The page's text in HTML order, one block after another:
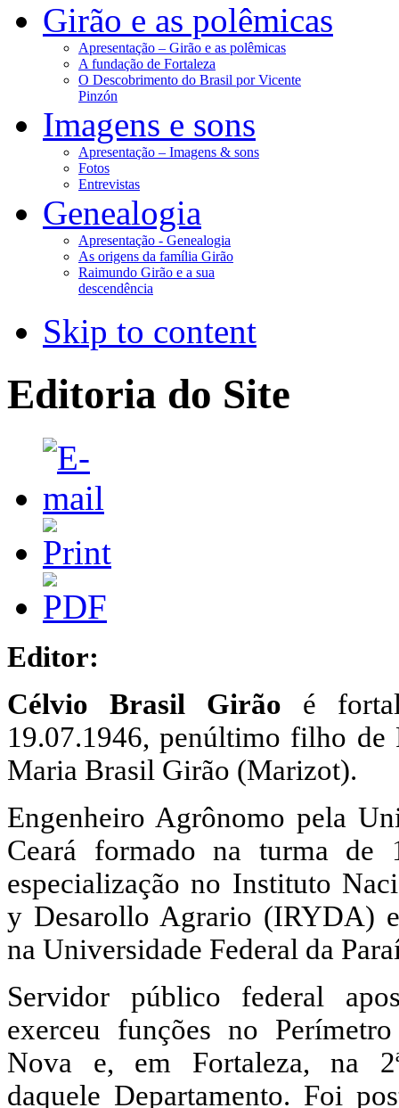
Girão e as polêmicas
Apresentação – Girão e as polêmicas
A fundação de Fortaleza
O Descobrimento do Brasil por Vicente
Pinzón
Imagens e sons
Apresentação – Imagens & sons
Fotos
Entrevistas
Genealogia
Apresentação - Genealogia
As origens da família Girão
Raimundo Girão e a sua
descendência
Skip to content
Editoria do Site
Editor:
Célvio Brasil Girão é
19.07.1946, penúltimo filho de
Maria Brasil Girão (Marizot).
Engenheiro Agrônomo pela
Ceará formado na turma de
especialização no Instituto
y Desarollo Agrario (IRYDA)
na Universidade Federal da
Servidor público federal
exerceu funções no
Nova e, em Fortaleza, na
daquele Departamento. Foi